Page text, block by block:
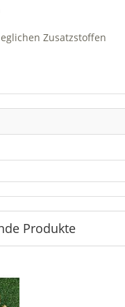
Zusatzstoffen
Produkte